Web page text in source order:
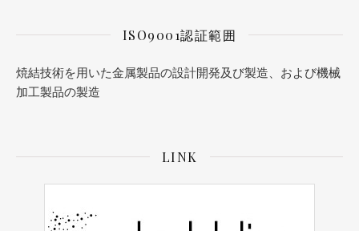
ISO9001認証範囲
焼結技術を用いた金属製品の設計開発及び製造、および機械
加工製品の製造
LINK